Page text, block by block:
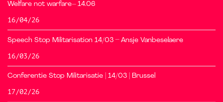
Welfare not warfare– 14.06
16/04/26
Speech Stop Militarisation 14/03 – Ansje Vanbeselaere
16/03/26
Conferentie Stop Militarisatie | 14/03 | Brussel
17/02/26